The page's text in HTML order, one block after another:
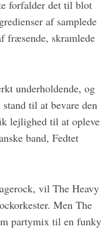
forfalder det til blot
af samplede
fræsende, skramlede
underholdende, og
til at bevare den
lejlighed til at opleve
band, Fedtet
vil The Heavy
Men The
partymix til en funky